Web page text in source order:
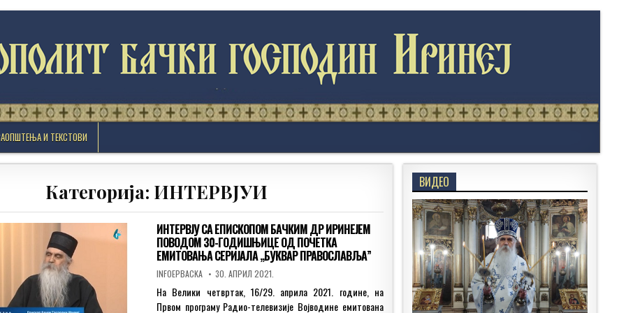
И ТЕКСТОВИ
Категорија: ИНТЕРВЈУИ
ИНТЕРВЈУ СА ЕПИСКОПОМ БАЧКИМ ДР ИРИНЕЈЕМ
ПОВОДОМ 30-ГОДИШЊИЦЕ ОД ПОЧЕТКА
ЕМИТОВАЊА СЕРИЈАЛА „БУКВАР ПРАВОСЛАВЉА”
AUTHOR:
INFOEPBACKA PUBLISHED
DATE:
30. АПРИЛ 2021.
На Велики четвртак, 16/29. априла 2021. године, на
Првом програму Радио-телевизије Војводине емитована
ВИДЕО